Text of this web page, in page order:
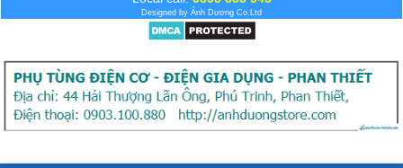
Designed by Ánh Dương Co.Ltd